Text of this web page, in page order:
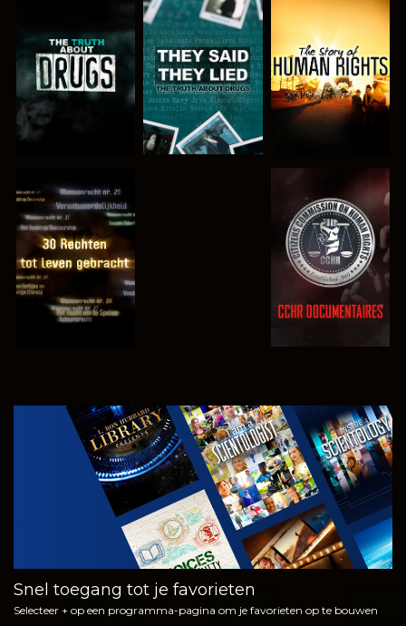
KIJK KIJK
KIJK KIJK
KIJK
VERKEN DE
SERIE
Snel toegang tot je favorieten
Selecteer + op een programma-pagina om je favorieten op te bouwen